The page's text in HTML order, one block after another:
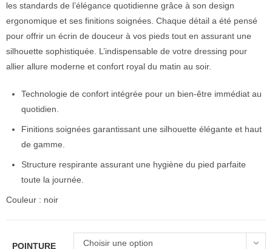
les standards de l’élégance quotidienne grâce à son design
ergonomique et ses finitions soignées. Chaque détail a été pensé
pour offrir un écrin de douceur à vos pieds tout en assurant une
silhouette sophistiquée. L’indispensable de votre dressing pour
allier allure moderne et confort royal du matin au soir.
Technologie de confort intégrée pour un bien-être immédiat au
quotidien.
Finitions soignées garantissant une silhouette élégante et haut
de gamme.
Structure respirante assurant une hygiène du pied parfaite
toute la journée.
Couleur : noir
POINTURE Choisir une option